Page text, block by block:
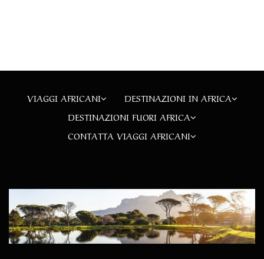
VIAGGI AFRICANI
DESTINAZIONI IN AFRICA
DESTINAZIONI FUORI AFRICA
CONTATTA VIAGGI AFRICANI